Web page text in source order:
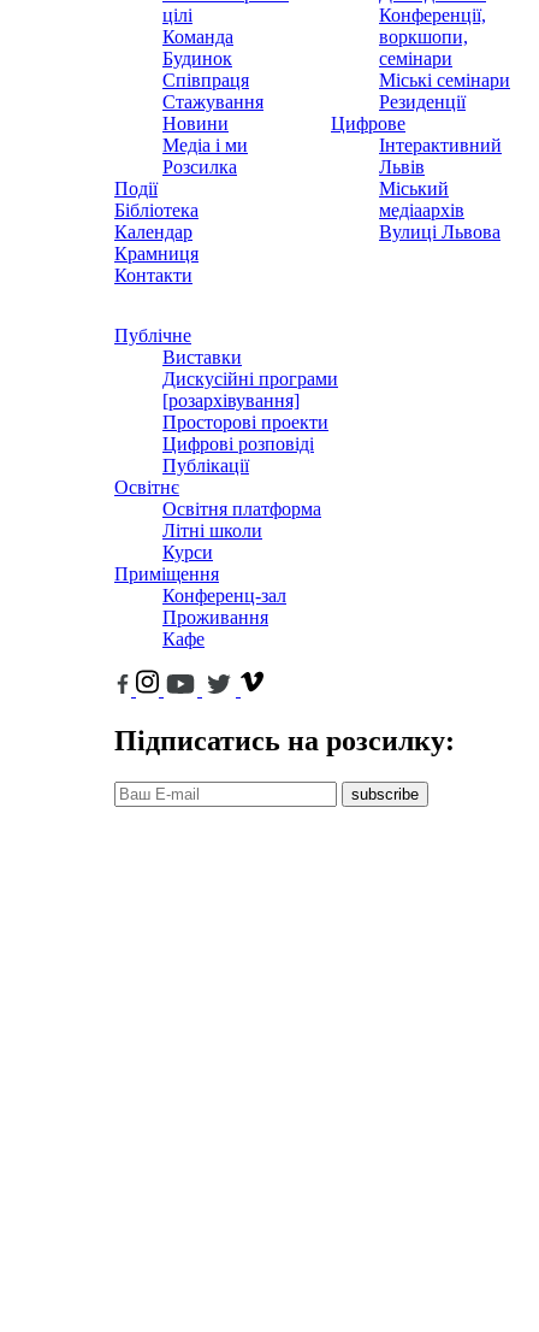
цілі
Команда
Будинок
Співпраця
Стажування
Новини
Медіа і ми
Розсилка
Події
Бібліотека
Календар
Крамниця
Контакти
Конференції,
воркшопи,
семінари
Міські семінари
Резиденції
Цифрове
Інтерактивний
Львів
Міський
медіаархів
Вулиці Львова
Публічне
Виставки
Дискусійні програми
[розархівування]
Просторові проекти
Цифрові розповіді
Публікації
Освітнє
Освітня платформа
Літні школи
Курси
Приміщення
Конференц-зал
Проживання
Кафе
Підписатись на розсилку:
subscribe